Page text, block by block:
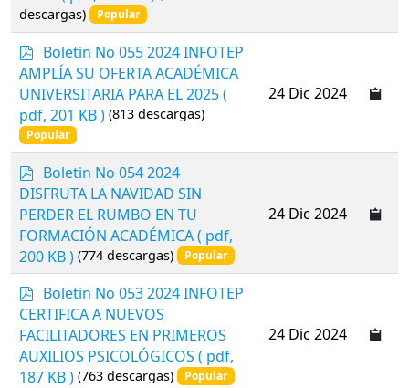
descargas)
Popular
p
d
f
Boletin No 055 2024 INFOTEP
AMPLÍA SU OFERTA ACADÉMICA
UNIVERSITARIA PARA EL 2025(
pdf, 201 KB ) (813 descargas)
Popular
24 Dic 2024
p
d
f
Boletin No 054 2024
DISFRUTA LA NAVIDAD SIN
PERDER EL RUMBO EN TU
FORMACIÓN ACADÉMICA( pdf,
200 KB ) (774 descargas) Popular
24 Dic 2024
p
d
f
Boletin No 053 2024 INFOTEP
CERTIFICA A NUEVOS
FACILITADORES EN PRIMEROS
AUXILIOS PSICOLÓGICOS ( pdf,
187 KB ) (763 descargas) Popular
24 Dic 2024